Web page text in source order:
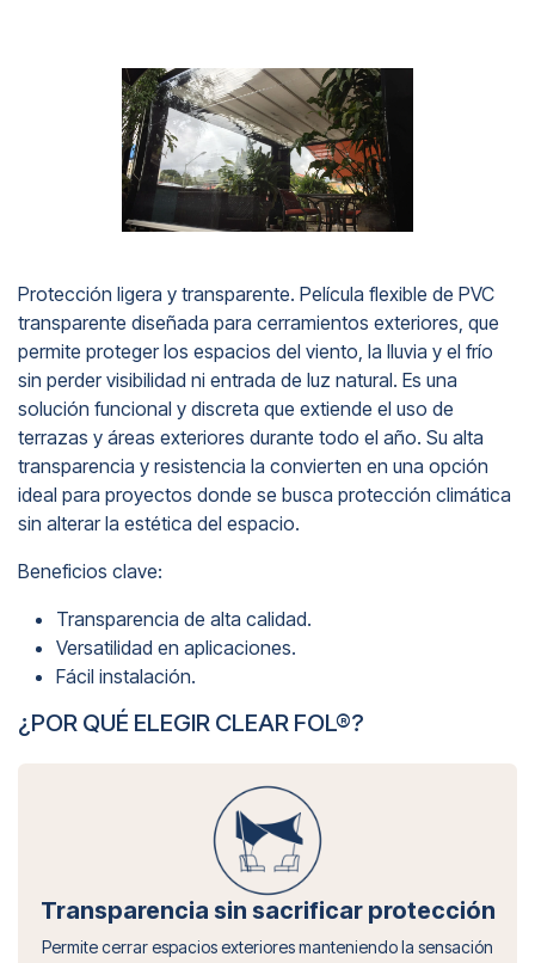
Protección ligera y transparente. Película flexible de PVC
transparente diseñada para cerramientos exteriores, que
permite proteger los espacios del viento, la lluvia y el frío
sin perder visibilidad ni entrada de luz natural. Es una
solución funcional y discreta que extiende el uso de
terrazas y áreas exteriores durante todo el año. Su alta
transparencia y resistencia la convierten en una opción
ideal para proyectos donde se busca protección climática
sin alterar la estética del espacio.
Beneficios clave:
Transparencia de alta calidad.
Versatilidad en aplicaciones.
Fácil instalación.
¿POR QUÉ ELEGIR CLEAR FOL®?
Transparencia sin sacrificar protección
Permite cerrar espacios exteriores manteniendo la sensación